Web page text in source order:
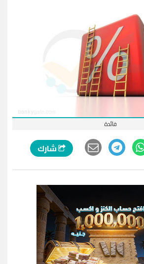
فائدة
شارك